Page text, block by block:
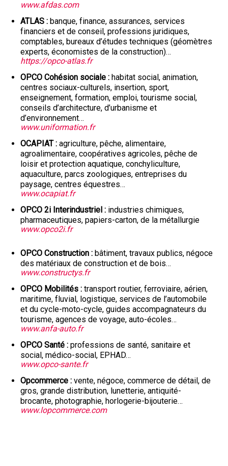
www.afdas.com
ATLAS banque, finance, assurances, services
financiers et de conseil, professions juridiques,
comptables, bureaux d’études techniques (géomètres
experts, économistes de la construction)…
https://opco-atlas.fr
OPCO Cohésion sociale habitat social, animation,
centres sociaux-culturels, insertion, sport,
enseignement, formation, emploi, tourisme social,
conseils d’architecture, d’urbanisme et
d’environnement…
www.uniformation.fr
OCAPIAT agriculture, pêche, alimentaire,
agroalimentaire, coopératives agricoles, pêche de
loisir et protection aquatique, conchyliculture,
aquaculture, parcs zoologiques, entreprises du
paysage, centres équestres…
www.ocapiat.fr
OPCO 2i Interindustriel
industries chimiques,
pharmaceutiques, papiers-carton, de la métallurgie
www.opco2i.fr
OPCO Construction bâtiment, travaux publics, négoce
des matériaux de construction et de bois…
www.constructys.fr
OPCO Mobilités transport routier, ferroviaire, aérien,
maritime, fluvial, logistique, services de l’automobile
et du cycle-moto-cycle, guides accompagnateurs du
tourisme, agences de voyage, auto-écoles…
www.anfa-auto.fr
OPCO Santé professions de santé, sanitaire et
social, médico-social, EPHAD…
www.opco-sante.fr
Opcommerce vente, négoce, commerce de détail, de
gros, grande distribution, lunetterie, antiquité-
brocante, photographie, horlogerie-bijouterie…
www.lopcommerce.com